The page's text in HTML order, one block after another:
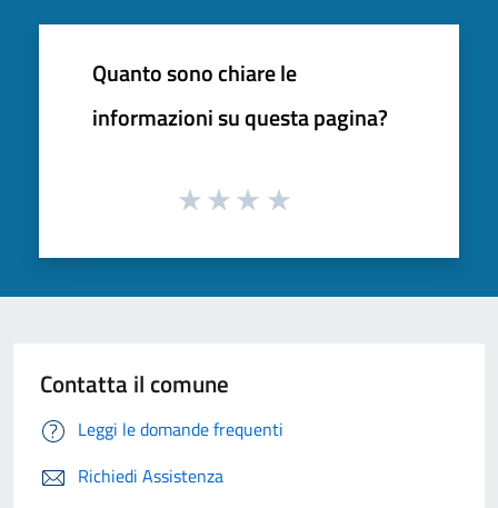
Quanto sono chiare le
informazioni su questa pagina?
Contatta il comune
Leggi le domande frequenti
Richiedi Assistenza